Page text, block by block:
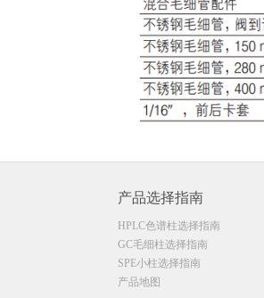
产品选择指南
HPLC色谱柱选择指南
GC毛细柱选择指南
SPE小柱选择指南
产品地图